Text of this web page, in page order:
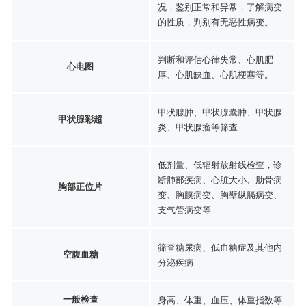
况，鉴别正常和异常，了解病变
的性质，判别有无恶性病变。
心电图
判断和评估心律失常、心肌肥
厚、心肌缺血、心肌梗塞等。
甲状腺彩超
甲状腺肿、甲状腺囊肿、甲状腺
炎、甲状腺瘤等筛查
胸部正位片
低剂量、低辐射放射线检查，诊
断肺部疾病、心脏大小、肋骨病
变、胸膜病变、胸壁纵膈病变、
支气管病变等
空腹血糖
筛查糖尿病、低血糖症及其他内
分泌疾病
一般检查 身高、体重、血压、体重指数等